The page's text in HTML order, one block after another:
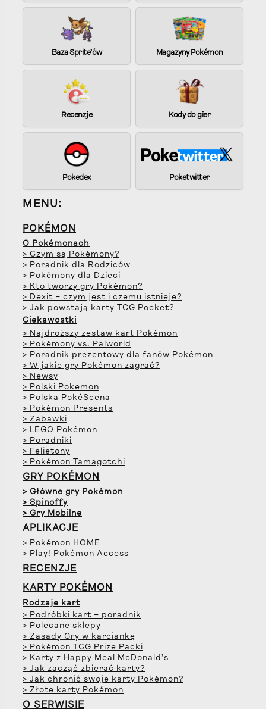
Baza Sprite’ów Magazyny Pokémon
Recenzje Kody do gier
Pokedex Poketwitter
MENU:
POKÉMON
O Pokémonach
> Czym są Pokémony?
> Poradnik dla Rodziców
> Pokémony dla Dzieci
> Kto tworzy gry Pokémon?
> Dexit – czym jest i czemu istnieje?
> Jak powstają karty TCG Pocket?
Ciekawostki
> Najdroższy zestaw kart Pokémon
> Pokémony vs. Palworld
> Poradnik prezentowy dla fanów Pokémon
> W jakie gry Pokémon zagrać?
> Newsy
> Polski Pokemon
> Polska PokéScena
> Pokémon Presents
> Zabawki
> LEGO Pokémon
> Poradniki
> Felietony
> Pokémon Tamagotchi
GRY POKÉMON
> Główne gry Pokémon
> Spinoffy
> Gry Mobilne
APLIKACJE
> Pokémon HOME
> Play! Pokémon Access
RECENZJE
KARTY POKÉMON
Rodzaje kart
> Podróbki kart – poradnik
> Polecane sklepy
> Zasady Gry w karciankę
> Pokémon TCG Prize Packi
> Karty z Happy Meal McDonald’s
> Jak zacząć zbierać karty?
> Jak chronić swoje karty Pokémon?
> Złote karty Pokémon
O SERWISIE